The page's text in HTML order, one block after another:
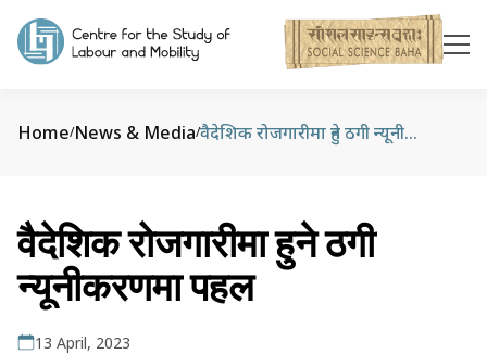
Home/News & Media/ वैदेशिक रोजगारीमा हुने ठगी न्यूनीकरणमा पहल
वैदेशिक रोजगारीमा हुने ठगी
न्यूनीकरणमा पहल
13 April, 2023